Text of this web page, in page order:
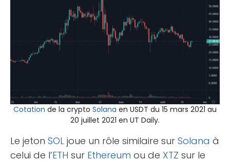
Cotation de la crypto Solana en USDT du 15 mars 2021 au
20 juillet 2021 en UT Daily.
Le jeton SOL joue un rôle similaire sur Solana à
celui de l’ETH sur Ethereum ou de XTZ sur le